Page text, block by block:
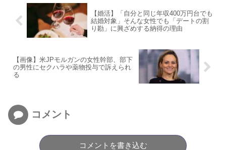
【婚活】「自分と同じ年収400万円台でも
結婚対象」そんな女性でも「デートの割
り勘」に興ざめする納得の理由
【画像】米JPモルガンの女性幹部、部下
の男性にセクハラや薬物投与で訴えられ
る
コメント
コメントを書き込む